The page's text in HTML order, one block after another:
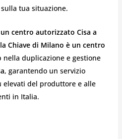
tua situazione.
un centro autorizzato Cisa a
Chiave di Milano è un centro
nella duplicazione e gestione
, garantendo un servizio
del produttore e alle
in Italia.